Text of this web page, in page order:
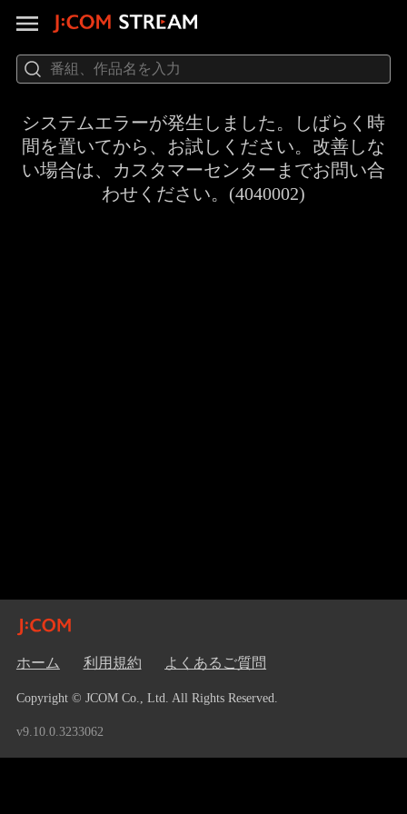
システムエラーが発生しました。しばらく時
間を置いてから、お試しください。改善しな
い場合は、カスタマーセンターまでお問い合
わせください。(4040002)
ホーム 利用規約 よくあるご質問
Copyright © JCOM Co., Ltd. All Rights Reserved.
v9.10.0.3233062